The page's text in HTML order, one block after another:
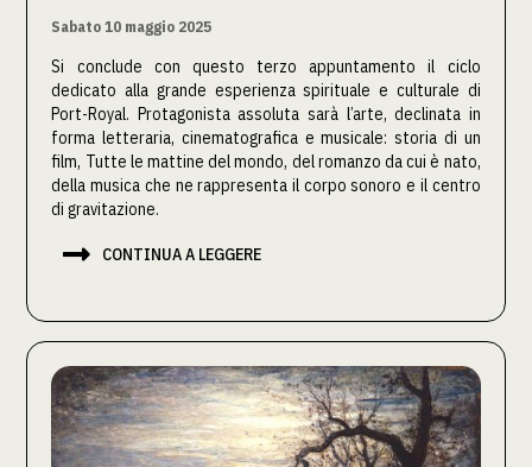
Sabato 10 maggio 2025
Si conclude con questo terzo appuntamento il ciclo
dedicato alla grande esperienza spirituale e culturale di
Port-Royal. Protagonista assoluta sarà l’arte, declinata in
forma letteraria, cinematografica e musicale: storia di un
film, Tutte le mattine del mondo, del romanzo da cui è nato,
della musica che ne rappresenta il corpo sonoro e il centro
di gravitazione.
 CONTINUA A LEGGERE